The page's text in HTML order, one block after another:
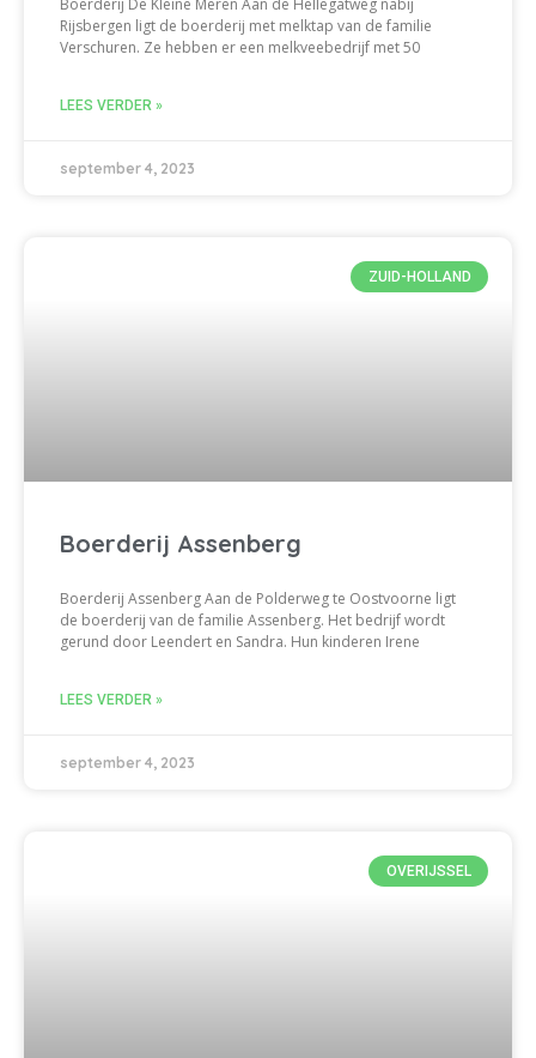
Rijsbergen ligt de boerderij met melktap van de familie
Verschuren. Ze hebben er een melkveebedrijf met 50
LEES VERDER »
september 4, 2023
ZUID-HOLLAND
Boerderij Assenberg
Boerderij Assenberg Aan de Polderweg te Oostvoorne ligt
de boerderij van de familie Assenberg. Het bedrijf wordt
gerund door Leendert en Sandra. Hun kinderen Irene
LEES VERDER »
september 4, 2023
OVERIJSSEL